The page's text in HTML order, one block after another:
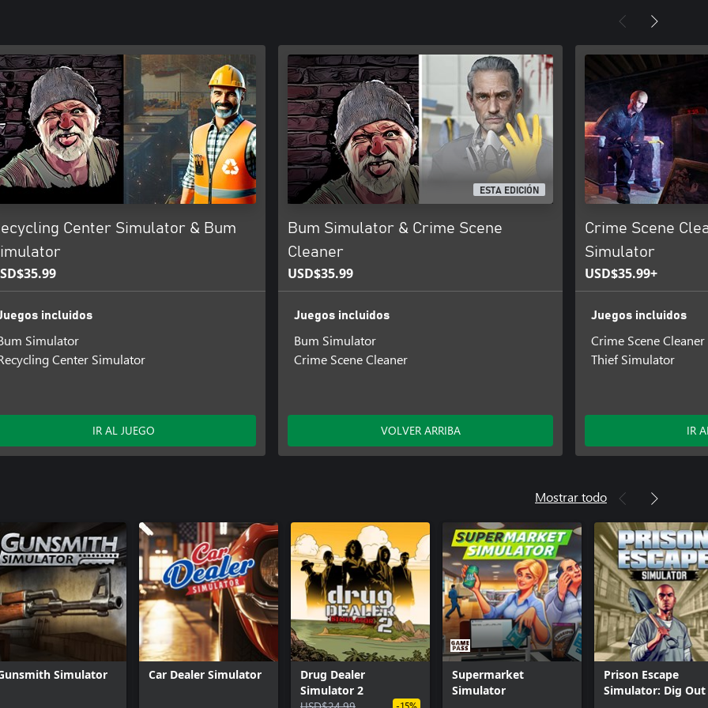
Center Simulator & Bum
incluidos
Simulator
Center Simulator
IR AL JUEGO
ESTA EDICIÓN
Bum Simulator & Crime Scene
Cleaner
USD$35.99
Juegos incluidos
Bum Simulator
Crime Scene Cleaner
VOLVER ARRIBA
Crime Scene
Simulator
USD$35.99+
Juegos incluidos
Crime Scene Cleaner
Thief Simulator
IR
Mostrar todo
Simulator Car Dealer Simulator
Drug Dealer
Simulator 2
Supermarket
Simulator
Prison Escape
Simulator: Dig Out